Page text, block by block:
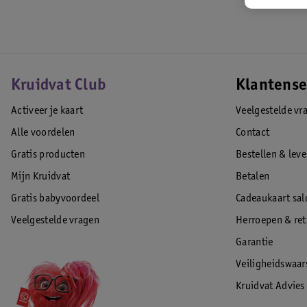
Kruidvat Club
Activeer je kaart
Alle voordelen
Gratis producten
Mijn Kruidvat
Gratis babyvoordeel
Veelgestelde vragen
Veelgestelde
Contact
Bestellen &
Betalen
Cadeaukaart
Herroepen &
Garantie
Kruidvat Advies